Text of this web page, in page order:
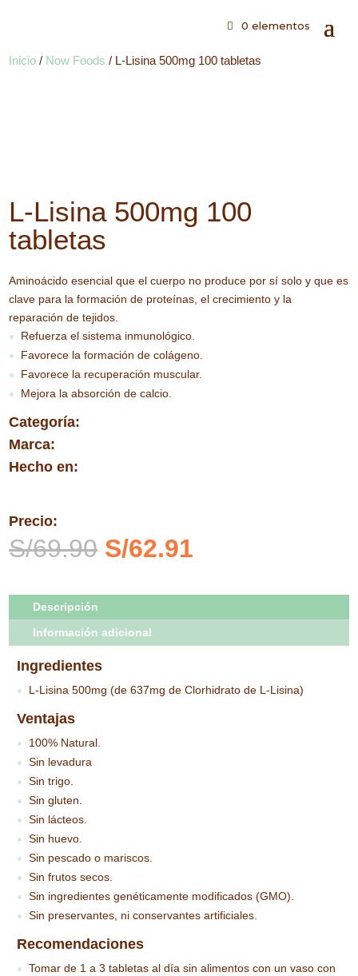
0 elementos
Inicio / Now Foods / L-Lisina 500mg 100 tabletas
L-Lisina 500mg 100
tabletas
Aminoácido esencial que el cuerpo no produce por sí solo y que es
clave para la formación de proteínas, el crecimiento y la
reparación de tejidos.
● Refuerza el sistema inmunológico.
● Favorece la formación de colágeno.
● Favorece la recuperación muscular.
● Mejora la absorción de calcio.
Categoría:
Marca:
Hecho en:
Precio:
S/69.90 El
precio
era:
S/69.90.
S/62.91
es:
S/62.91.
Descripción
Información adicional
Ingredientes
● L-Lisina 500mg (de 637mg de Clorhidrato de L-Lisina)
Ventajas
● 100% Natural.
● Sin levadura
● Sin trigo.
● Sin gluten.
● Sin lácteos.
● Sin huevo.
● Sin pescado o mariscos.
● Sin frutos secos.
● Sin ingredientes genéticamente modificados (GMO).
● Sin preservantes, ni conservantes artificiales.
Recomendaciones
●
Tomar de 1 a 3 tabletas al día sin alimentos con un vaso con